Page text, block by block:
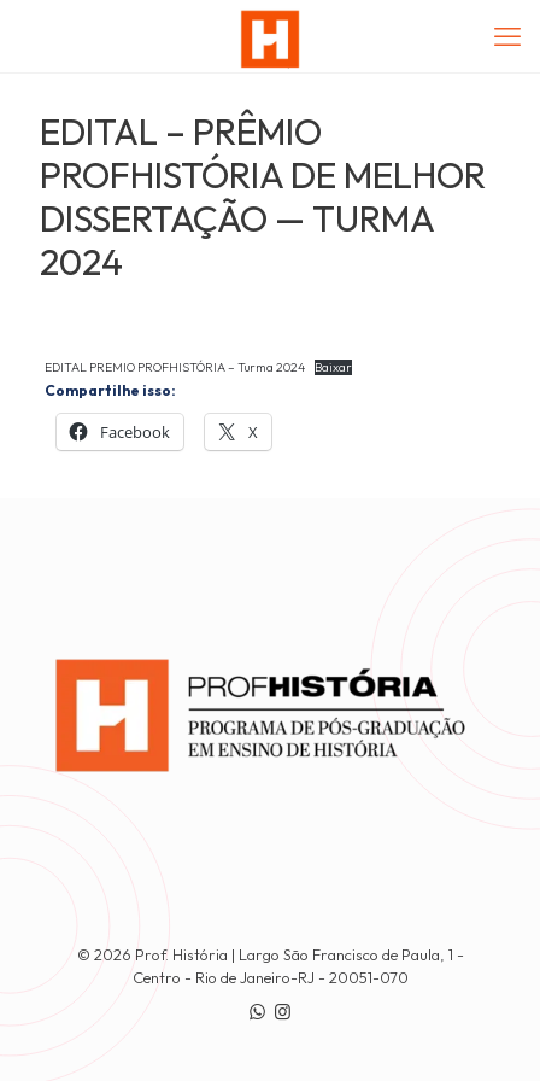
EDITAL – PRÊMIO
PROFHISTÓRIA DE MELHOR
DISSERTAÇÃO — TURMA
2024
EDITAL PREMIO PROFHISTÓRIA – Turma 2024 Baixar
Compartilhe isso:
Facebook X
© 2026 Prof. História | Largo São Francisco de Paula, 1 -
Centro - Rio de Janeiro-RJ - 20051-070